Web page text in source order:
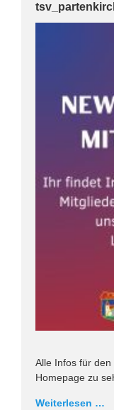
Alle Infos für
Homepage zu
Weiterlesen …